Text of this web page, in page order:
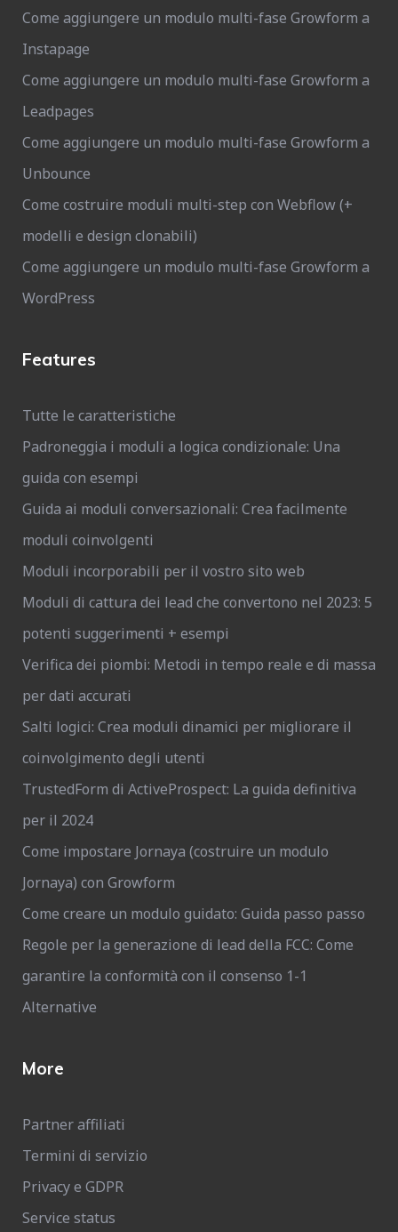
Come aggiungere un modulo multi-fase Growform a
Instapage
Come aggiungere un modulo multi-fase Growform a
Leadpages
Come aggiungere un modulo multi-fase Growform a
Unbounce
Come costruire moduli multi-step con Webflow (+
modelli e design clonabili)
Come aggiungere un modulo multi-fase Growform a
WordPress
Features
Tutte le caratteristiche
Padroneggia i moduli a logica condizionale: Una
guida con esempi
Guida ai moduli conversazionali: Crea facilmente
moduli coinvolgenti
Moduli incorporabili per il vostro sito web
Moduli di cattura dei lead che convertono nel 2023: 5
potenti suggerimenti + esempi
Verifica dei piombi: Metodi in tempo reale e di massa
per dati accurati
Salti logici: Crea moduli dinamici per migliorare il
coinvolgimento degli utenti
TrustedForm di ActiveProspect: La guida definitiva
per il 2024
Come impostare Jornaya (costruire un modulo
Jornaya) con Growform
Come creare un modulo guidato: Guida passo passo
Regole per la generazione di lead della FCC: Come
garantire la conformità con il consenso 1-1
Alternative
More
Partner affiliati
Termini di servizio
Privacy e GDPR
Service status